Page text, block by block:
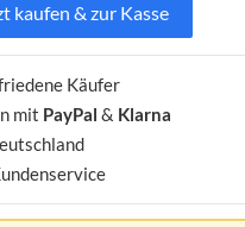
kaufen & zur Kasse
Käufer
mit PayPal & Klarna